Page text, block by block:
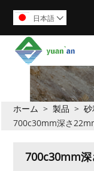
日本語 
ホーム > 製品 >
700c30mm深さ
700c30mm